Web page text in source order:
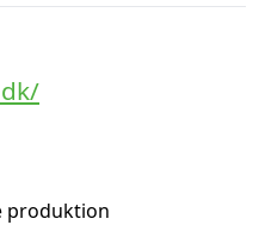
produktion